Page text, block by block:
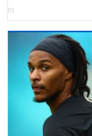
[0]